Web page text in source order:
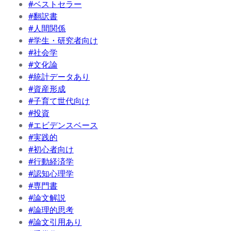
#ベストセラー
#翻訳書
#人間関係
#学生・研究者向け
#社会学
#文化論
#統計データあり
#資産形成
#子育て世代向け
#投資
#エビデンスベース
#実践的
#初心者向け
#行動経済学
#認知心理学
#専門書
#論文解説
#論理的思考
#論文引用あり